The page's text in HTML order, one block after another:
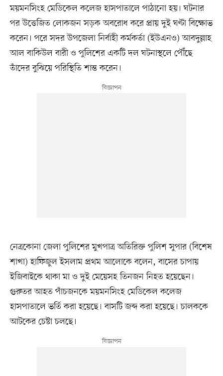
ময়মনসিংহ মেডিকেল কলেজ হাসপাতালে পাঠানো হয়। ঘটনার
পর উত্তেজিত লোকজন সড়ক অবরোধ করে প্রায় দুই ঘণ্টা বিক্ষোভ
করেন। পরে সদর উপজেলা নির্বাহী কর্মকর্তা (ইউএনও) আবদুল্লাহ
আল বাকিউল বারী ও পুলিশের একটি দল ঘটনাস্থলে পৌঁছে
তাঁদের বুঝিয়ে পরিস্থিতি শান্ত করেন।
নেত্রকোনা জেলা পুলিশের মুখপাত্র অতিরিক্ত পুলিশ সুপার (বিশেষ
শাখা) হাফিজুল ইসলাম প্রথম আলোকে বলেন, বাসের চাপায়
ইজিবাইকে থাকা মা ও দুই মেয়েসহ তিনজন নিহত হয়েছেন।
গুরুতর আহত পাঁচজনকে ময়মনসিংহ মেডিকেল কলেজ
হাসপাতালে ভর্তি করা হয়েছে। বাসটি জব্দ করা হয়েছে। চালককে
আটকের চেষ্টা চলছে।